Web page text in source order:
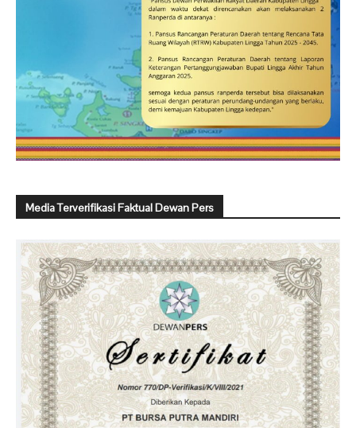
Media Terverifikasi Faktual Dewan Pers